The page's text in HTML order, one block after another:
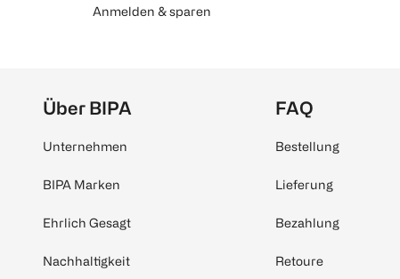
Anmelden & sparen
Über BIPA
Unternehmen
BIPA Marken
Ehrlich Gesagt
Nachhaltigkeit
FAQ
Bestellung
Lieferung
Bezahlung
Retoure